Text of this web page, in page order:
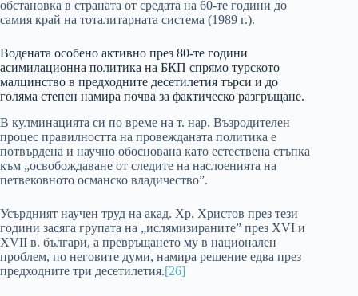
обстановка в страната от средата на 60-те години до
самия край на тоталитарната система (1989 г.).
Водената особено активно през 80-те години
асимилационна политика на БКП спрямо турското
малцинство в предходните десетилетия търси и до
голяма степен намира почва за фактическо разгръщане.
В кулминацията си по време на т. нар. Възродителен
процес правилността на провежданата политика е
потвърдена и научно обоснована като естествена стъпка
към „освобождаване от следите на наслоенията на
петвековното османско владичество”.
Усърдният научен труд на акад. Хр. Христов през тези
години засяга групата на „ислямизираните” през XVI и
XVII в. българи, а превръщането му в национален
проблем, по неговите думи, намира решение едва през
предходните три десетилетия.[26]